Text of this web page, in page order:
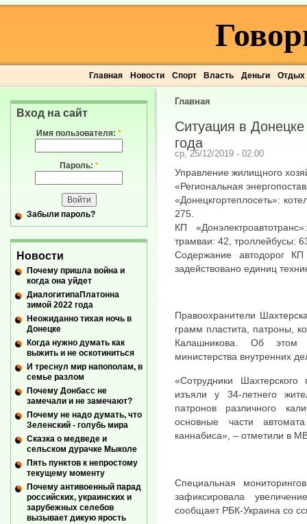
Главная Новости Спорт Власть Деньги Отдых
Главная
Ситуация в
года
ср, 25/12/2019 - 02:00
Управление жилищного
«Региональная
«Донецкгортеплосеть»:
275.
КП
трамваи: 42, троллейбусы:
Содержание автодорог
задействовано единиц
Правоохранители
грамм пластита, патроны,
Калашникова. Об этом
министерства внутренних
«Сотрудники
изъяли у 34-летнего
патронов различного
основные части
каннабиса», – отметили в
Специальная
зафиксировала
сообщает РБК-Украина со
Вход на сайт
Имя пользователя: *
Пароль: *
Забыли пароль?
Новости
Почему пришла война и
когда она уйдет
ДиалогитипаПлатонна
зимой 2022 года
Неожиданно тихая ночь в
Донецке
Когда нужно думать как
выжить и не оскотиниться
И треснул мир напополам, в
семье разлом
Почему Донбасс не
замечали и не замечают?
Почему не надо думать, что
Зеленский - голубь мира
Сказка о медведе и
сельском дурачке Мыколе
Пять пунктов к непростому
текущему моменту
Почему антивоенный парад
российских, украинских и
зарубежных селебов
вызывает дикую ярость